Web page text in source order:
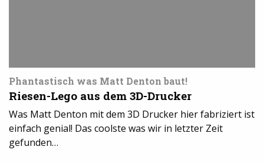
Phantastisch was Matt Denton baut!
Riesen-Lego aus dem 3D-Drucker
Was Matt Denton mit dem 3D Drucker hier fabriziert ist
einfach genial! Das coolste was wir in letzter Zeit
gefunden…